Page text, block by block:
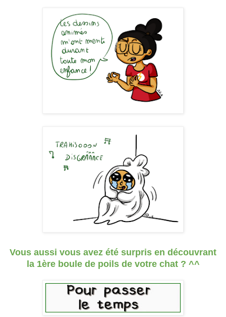
Vous aussi vous avez été surpris en découvrant
la 1ère boule de poils de votre chat ? ^^